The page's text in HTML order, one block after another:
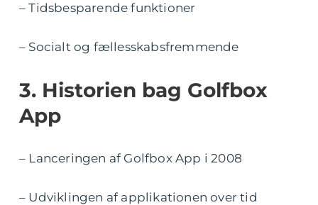
– Tidsbesparende funktioner
– Socialt og fællesskabsfremmende
3. Historien bag Golfbox
App
– Lanceringen af Golfbox App i 2008
– Udviklingen af applikationen over tid